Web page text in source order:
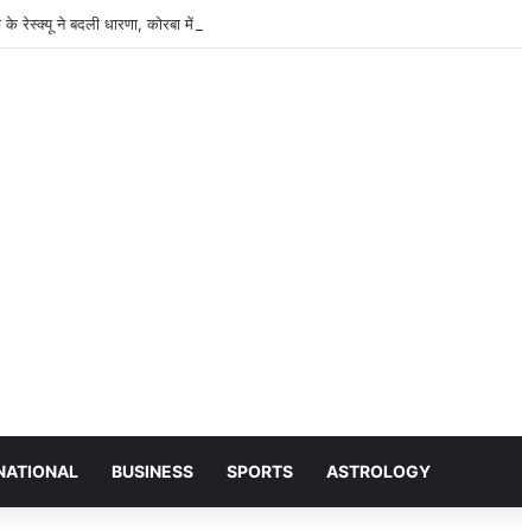
रेस्क्यू ने बदली धारणा, कोरबा में हो रहा है ‘किंग कोबरा‘ का प्राकृतिक प्रजनन।
BUSINESS SPORTS ASTROLOGY